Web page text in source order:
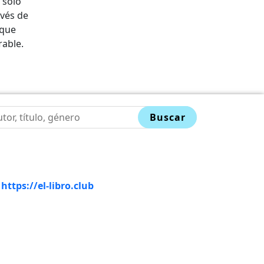
de
Buscar
https://el-libro.club